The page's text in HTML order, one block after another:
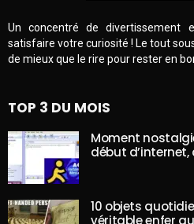
Un concentré de divertissement
satisfaire votre curiosité ! Le tout
de mieux que le rire pour rester en
TOP 3 DU MOIS
Moment
début d’internet,
10 objets
véritable enfer